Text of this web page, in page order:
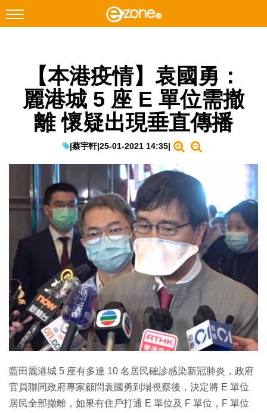
Facebook Instagram
科技焦點
網絡生活
教學評測
EduTech
IT Times
生成式AI與雲端應用
Enterprise Digital Transformation
特集
【本港疫情】袁國勇：
麗港城 5 座 E 單位需撤
離 懷疑出現垂直傳播
|蔡宇軒|25-01-2021 14:35|
藍田麗港城 5 座有多達 10 名居民確診感染新冠肺炎，政府
官員聯同政府專家顧問袁國勇到場視察後，決定將 E 單位
居民全部撤離，如果有住戶打通 E 單位及 F 單位，F 單位